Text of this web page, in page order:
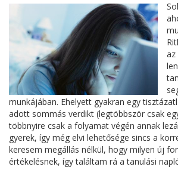
az
munkájában. Ehelyett gyakran egy
adott sommás verdikt (legtöbbször csak
többnyire csak a folyamat végén annak
gyerek, így még elvi lehetősége sincs a
keresem megállás nélkül, hogy milyen új
értékelésnek, így találtam rá a tanulási